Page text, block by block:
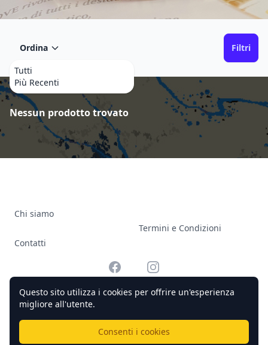
Ordina
Tutti
Più Recenti
Filtri
Prodotti
Nessun prodotto trovato
Questo sito utilizza i cookies per offrire un'esperienza
migliore all'utente.
Consenti i cookies
Chi siamo
Contatti
Termini e Condizioni
FacebookInstagram
© 2026 Officine Complicato Tutti i diritti riservati.